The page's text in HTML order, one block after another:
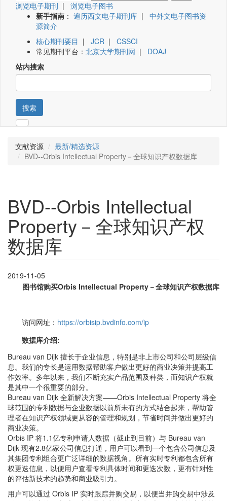
浏览电子期刊 | 浏览电子图书
新手指南 ： 遍历西文电子期刊库 | 中外文电子图书资
源简介
核心期刊要目 | JCR | CSSCI
常见期刊平台： 北京大学期刊网 | DOAJ
站内搜索
搜索
文献资源
最新/精选资源
BVD--Orbis Intellectual Property－全球知识产权数据库
BVD--Orbis Intellectual
Property－全球知识产权
数据库
2019-11-05
图书馆购买Orbis Intellectual Property－全球知识产权数据库
访问网址： https://orbisip.bvdinfo.com/ip
数据库介绍:
Bureau van Dijk 擅长于企业信息，特别是非上市公司和公司层级信
息。我们的专长是运用数据帮助客户做出更好的商业决策并提高工
作效率。多年以来，我们不断充实产品范围及种类，而知识产权就
是其中一个很重要的部分。
Bureau van Dijk 全新解决方案——Orbis Intellectual Property 将全
球范围的专利数据与企业数据以前所未有的方式结合起来，帮助管
理者在知识产权领域更从容的管理和规划，节省时间并做出更好的
商业决策。
Orbis IP 将1.1亿专利申请人数据（截止到目前）与 Bureau van
Dijk 现有2.8亿家公司信息打通，用户可以看到一个包含公司信息及
其集团专利组合更广泛详细的数据视角。所有实时专利都包含所有
权更迭信息，以便用户查看专利具体时间和更迭次数，更有针对性
的评估新技术的趋势和商业吸引力。
用户可以通过 Orbis IP 实时跟踪并购交易，以便当并购交易中涉及